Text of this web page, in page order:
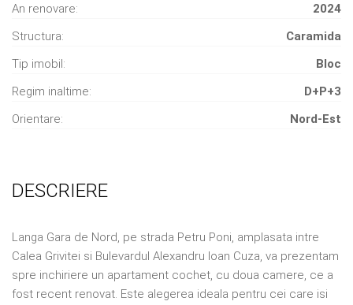
An renovare:
2024
Structura:
Caramida
Tip imobil:
Bloc
Regim inaltime:
D+P+3
Orientare:
Nord-Est
DESCRIERE
Langa Gara de Nord, pe strada Petru Poni, amplasata intre
Calea Grivitei si Bulevardul Alexandru Ioan Cuza, va prezentam
spre inchiriere un apartament cochet, cu doua camere, ce a
fost recent renovat. Este alegerea ideala pentru cei care isi